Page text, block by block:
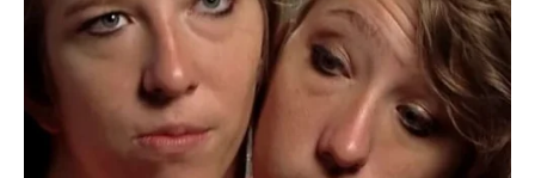
Ako ste dugo čekali pravu ljubav, sada vam dolazi osoba
koja mijenja sve.
Srce vam konačno pronalazi sreću
Pred vama su trenuci koje ćete dugo pamtiti.